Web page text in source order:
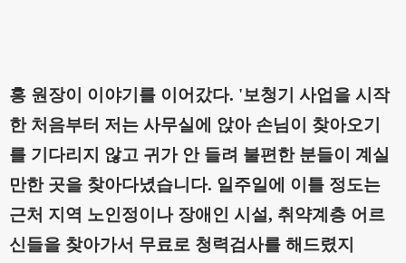
홍 원장이 이야기를 이어갔다. '보청기 사업을 시작
한 처음부터 저는 사무실에 앉아 손님이 찾아오기
를 기다리지 않고 귀가 안 들려 불편한 분들이 계실
만한 곳을 찾아다녔습니다. 일주일에 이틀 정도는
근처 지역 노인정이나 장애인 시설, 취약계층 어르
신들을 찾아가서 무료로 청력검사를 해드렸지